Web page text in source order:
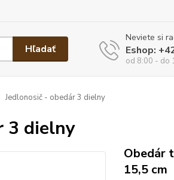
Hľadať
Neviete si
Eshop:
od 8:00 - do
Jedlonosič - obedár 3 dielny
3 dielny
Obedár
15,5 cm